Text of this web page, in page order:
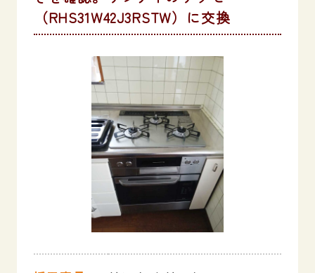
（RHS31W42J3RSTW）に交換